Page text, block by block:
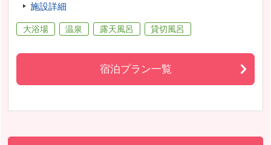
施設詳細
大浴場 温泉 露天風呂 貸切風呂
宿泊プラン一覧